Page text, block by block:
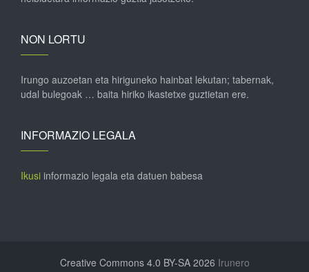
NON LORTU
Irungo auzoetan eta hiriguneko hainbat lekutan; tabernak,
udal bulegoak … baita hiriko ikastetxe guztietan ere.
INFORMAZIO LEGALA
Ikusi informazio legala eta datuen babesa
Creative Commons 4.0 BY-SA 2026 Irunero